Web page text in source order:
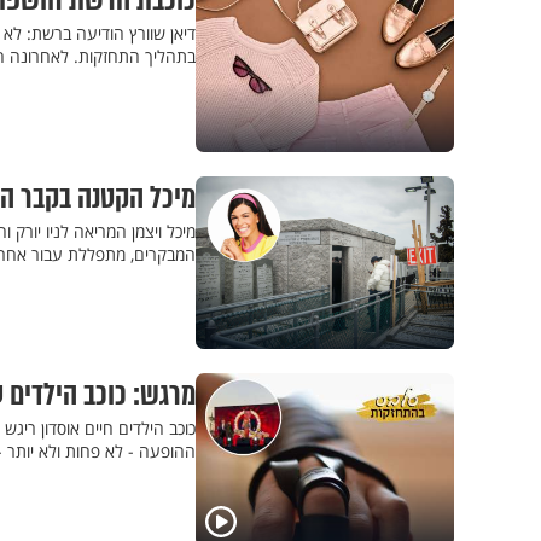
דיאן שוורץ הודיעה ברשת:
בתהליך התחזקות. לאחרונה
מיכל הקטנה בקבר
מיכל ויצמן המריאה לניו
המבקרים, מתפללת עבור
מרגש: כוכב
כוכב הילדים חיים אוסדון
ההופעה - לא פחות ולא יותר